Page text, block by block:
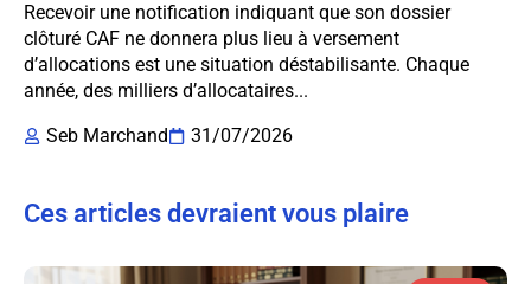
Recevoir une notification indiquant que son dossier
clôturé CAF ne donnera plus lieu à versement
d’allocations est une situation déstabilisante. Chaque
année, des milliers d’allocataires...
Seb Marchand
31/07/2026
Ces articles devraient vous plaire